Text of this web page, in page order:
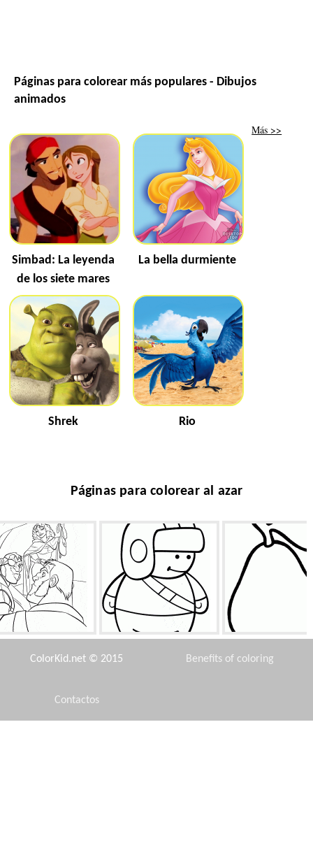
Páginas para colorear más populares - Dibujos
animados
Simbad: La leyenda
de los siete mares
La bella durmiente
Shrek Rio
Más >>
Páginas para colorear al azar
Bandidos y Gothel Tankman Saco de boxeo
ColorKid.net © 2015 Benefits of coloring
Contactos